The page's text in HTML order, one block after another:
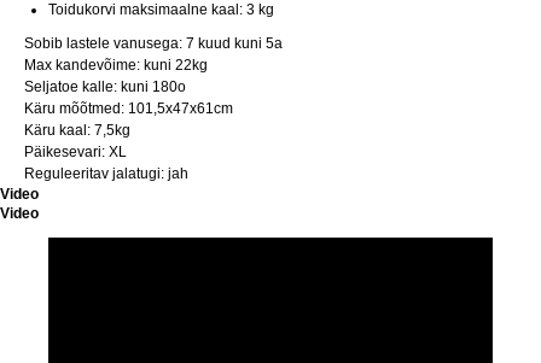
Toidukorvi maksimaalne kaal: 3 kg
Sobib lastele vanusega: 7 kuud kuni 5a
Max kandevõime: kuni 22kg
Seljatoe kalle: kuni 180o
Käru mõõtmed: 101,5x47x61cm
Käru kaal: 7,5kg
Päikesevari: XL
Reguleeritav jalatugi: jah
Video
Video